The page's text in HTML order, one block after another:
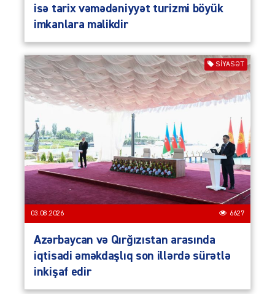
isə tarix vəmədəniyyət turizmi böyük
imkanlara malikdir
SIYASƏT
03.08.2026 6627
Azərbaycan və Qırğızıstan arasında
iqtisadi əməkdaşlıq son illərdə sürətlə
inkişaf edir